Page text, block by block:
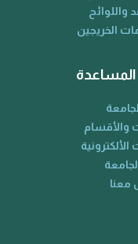
واللوائح
الخريجين
المساعدة
والأقسام
الألكترونية
معنا